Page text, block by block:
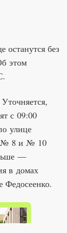
без
этом
с 09:00
улице
№ 8 и № 10
—
в домах